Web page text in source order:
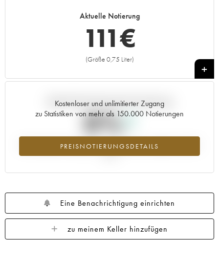
Aktuelle Notierung
111€
(Größe 0,75 Liter)
+
Kostenloser und unlimitierter Zugang
zu Statistiken von mehr als 150.000 Notierungen
PREISNOTIERUNGSDETAILS
Aktuelle Entwicklung der Preisnotierung
0%
Preisanstiegs des Jahrgangs ---- im Jahr 2026 im Vergleich zum Jahr
Eine Benachrichtigung einrichten
zu meinem Keller hinzufügen